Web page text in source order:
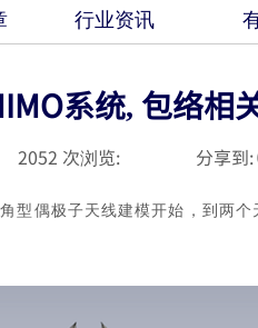
行业资讯
系统, 包络相
2052 次浏览: 分享到:
型偶极子天线建模开始，到两